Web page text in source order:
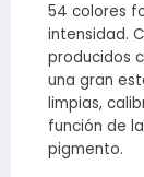
54 colores
intensidad.
producidos
una gran
limpias,
función de
pigmento.